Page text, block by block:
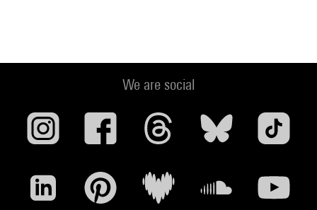
We are social